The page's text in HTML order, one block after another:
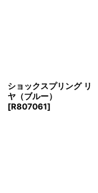
ショックスプリング リ
ヤ（ブルー）
[R807061]